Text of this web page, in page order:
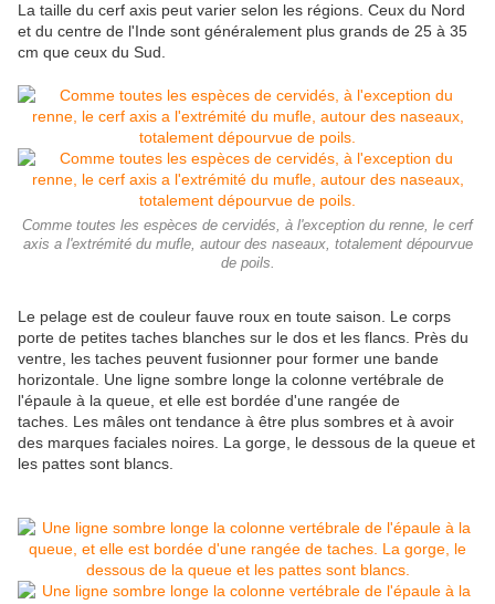
La taille du cerf axis peut varier selon les régions. Ceux du Nord
et du centre de l'Inde sont généralement plus grands de 25 à 35
cm que ceux du Sud.
Comme toutes les espèces de cervidés, à l'exception du renne, le cerf
axis a l'extrémité du mufle, autour des naseaux, totalement dépourvue
de poils.
Le pelage est de couleur fauve roux en toute saison. Le corps
porte de petites taches blanches sur le dos et les flancs. Près du
ventre, les taches peuvent fusionner pour former une bande
horizontale. Une ligne sombre longe la colonne vertébrale de
l'épaule à la queue, et elle est bordée d'une rangée de
taches. Les mâles ont tendance à être plus sombres et à avoir
des marques faciales noires. La gorge, le dessous de la queue et
les pattes sont blancs.